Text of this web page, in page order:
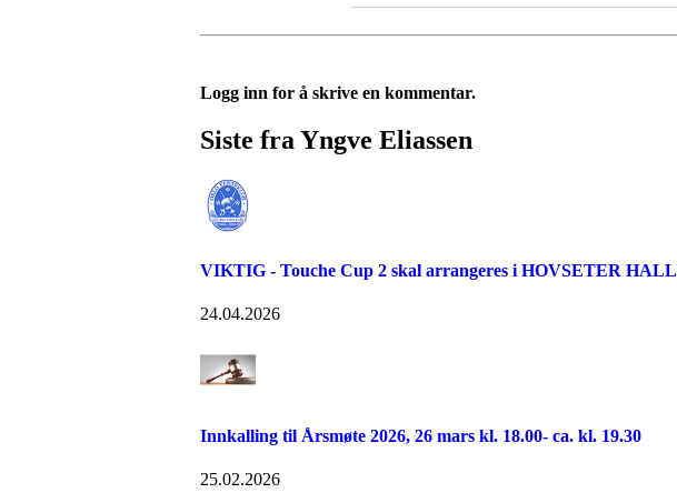
Logg inn for å skrive en kommentar.
Siste fra Yngve Eliassen
VIKTIG - Touche Cup 2 skal arrangeres i HOVSETER
24.04.2026
Innkalling til Årsmøte 2026, 26 mars kl. 18.00- ca. kl. 19.30
25.02.2026